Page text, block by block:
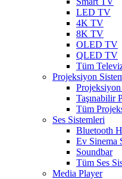
LED TV
4K TV
8K TV
OLED TV
QLED TV
Tüm
Projeksiyon
Projeksiyon
Taşınabilir
Tüm
Ses Sistemleri
Bluetooth
Ev Sinema
Soundbar
Tüm Ses
Media Player